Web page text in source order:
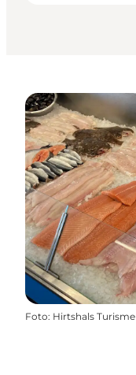
Foto: Hirtshals Turisme